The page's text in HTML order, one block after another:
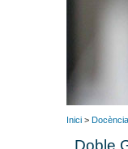
Inici >
Doble